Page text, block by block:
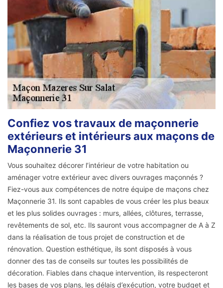
Confiez vos travaux de maçonnerie
extérieurs et intérieurs aux maçons de
Maçonnerie 31
Vous souhaitez décorer l’intérieur de votre habitation ou
aménager votre extérieur avec divers ouvrages maçonnés ?
Fiez-vous aux compétences de notre équipe de maçons chez
Maçonnerie 31. Ils sont capables de vous créer les plus beaux
et les plus solides ouvrages : murs, allées, clôtures, terrasse,
revêtements de sol, etc. Ils sauront vous accompagner de A à Z
dans la réalisation de tous projet de construction et de
rénovation. Question esthétique, ils sont disposés à vous
donner des tas de conseils sur toutes les possibilités de
décoration. Fiables dans chaque intervention, ils respecteront
les bases de vos plans, les délais d’exécution, votre budget et